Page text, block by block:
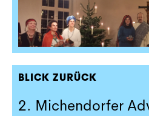
BLICK ZURÜCK
2. Michendorfer